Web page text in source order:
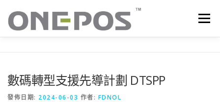
選單
技術支援 客戶感謝語
數碼轉型支援先導計劃 DTSPP
發佈日期: 2024-06-03 作者: FDNOL